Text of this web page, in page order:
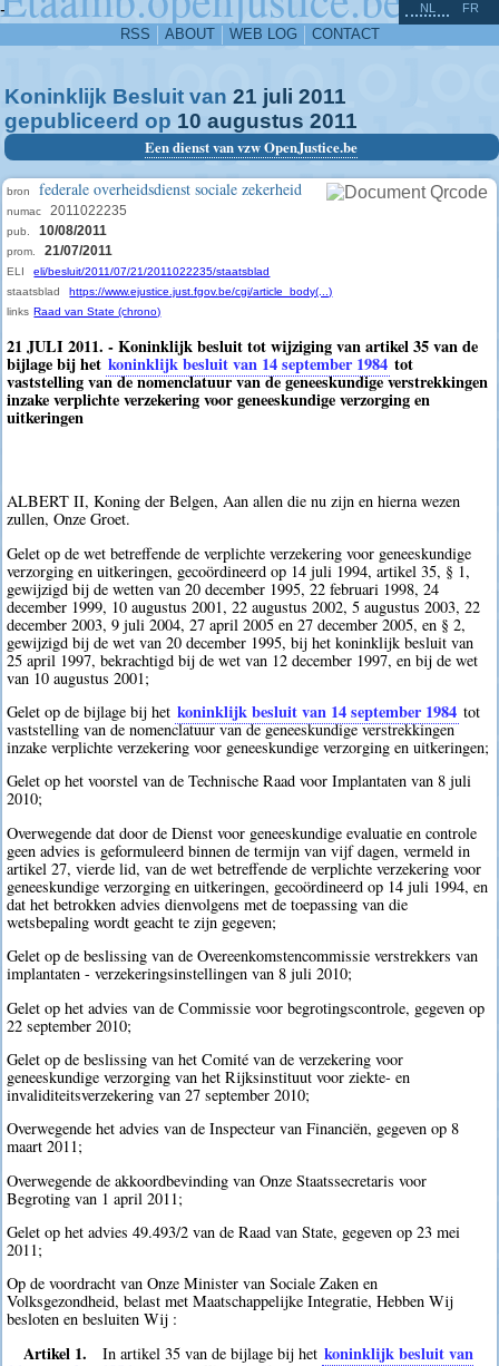
-
RSS ABOUT WEB LOG CONTACT
NL FR
Koninklijk Besluit van 21 juli 2011
gepubliceerd op 10 augustus 2011
Een dienst van vzw OpenJustice.be
bron federale overheidsdienst sociale zekerheid
numac 2011022235
pub. 10/08/2011
prom. 21/07/2011
ELI
eli/besluit/2011/07/21/2011022235/staatsblad
staatsblad
https://www.ejustice.just.fgov.be/cgi/article_body(...)
links Raad van State (chrono)
21 JULI 2011. - Koninklijk besluit tot wijziging van artikel 35 van de
bijlage bij het koninklijk besluit van 14 september 1984 tot
vaststelling van de nomenclatuur van de geneeskundige verstrekkingen
inzake verplichte verzekering voor geneeskundige verzorging en
uitkeringen
ALBERT II, Koning der Belgen, Aan allen die nu zijn en hierna wezen
zullen, Onze Groet.
Gelet op de wet betreffende de verplichte verzekering voor geneeskundige
verzorging en uitkeringen, gecoördineerd op 14 juli 1994, artikel 35, § 1,
gewijzigd bij de wetten van 20 december 1995, 22 februari 1998, 24
december 1999, 10 augustus 2001, 22 augustus 2002, 5 augustus 2003, 22
december 2003, 9 juli 2004, 27 april 2005 en 27 december 2005, en § 2,
gewijzigd bij de wet van 20 december 1995, bij het koninklijk besluit van
25 april 1997, bekrachtigd bij de wet van 12 december 1997, en bij de wet
van 10 augustus 2001;
Gelet op de bijlage bij het koninklijk besluit van 14 september 1984 tot
vaststelling van de nomenclatuur van de geneeskundige verstrekkingen
inzake verplichte verzekering voor geneeskundige verzorging en uitkeringen;
Gelet op het voorstel van de Technische Raad voor Implantaten van 8 juli
2010;
Overwegende dat door de Dienst voor geneeskundige evaluatie en controle
geen advies is geformuleerd binnen de termijn van vijf dagen, vermeld in
artikel 27, vierde lid, van de wet betreffende de verplichte verzekering voor
geneeskundige verzorging en uitkeringen, gecoördineerd op 14 juli 1994, en
dat het betrokken advies dienvolgens met de toepassing van die
wetsbepaling wordt geacht te zijn gegeven;
Gelet op de beslissing van de Overeenkomstencommissie verstrekkers van
implantaten - verzekeringsinstellingen van 8 juli 2010;
Gelet op het advies van de Commissie voor begrotingscontrole, gegeven op
22 september 2010;
Gelet op de beslissing van het Comité van de verzekering voor
geneeskundige verzorging van het Rijksinstituut voor ziekte- en
invaliditeitsverzekering van 27 september 2010;
Overwegende het advies van de Inspecteur van Financiën, gegeven op 8
maart 2011;
Overwegende de akkoordbevinding van Onze Staatssecretaris voor
Begroting van 1 april 2011;
Gelet op het advies 49.493/2 van de Raad van State, gegeven op 23 mei
2011;
Op de voordracht van Onze Minister van Sociale Zaken en
Volksgezondheid, belast met Maatschappelijke Integratie, Hebben Wij
besloten en besluiten Wij :
Artikel 1. In artikel 35 van de bijlage bij het koninklijk besluit van
^